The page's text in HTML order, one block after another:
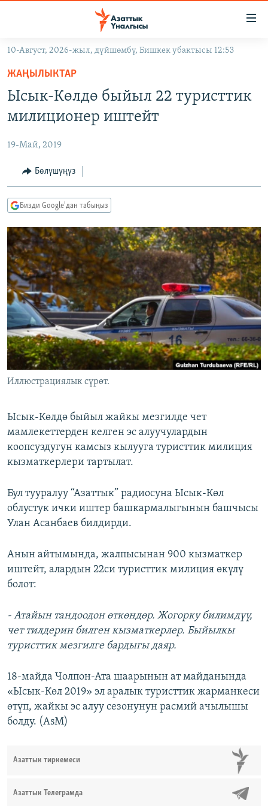
Навигацияга
өтүңүз
Издөөгө
салыңыз
ЭКОНОМИКА
МАДАНИЯТ
БОРБОР АЗИЯ
АТАЙЫН ИЛИКТӨӨ
ТВ ПРОГРАММАЛАР
ЭКСПЕРТТЕР ТАЛДАЙТ
БИЗ ЖАНА ДҮЙНӨ
ДАНИСТЕ
ЭЖЕ-СИҢДИЛЕР
АЗАТТЫК+
ЫҢГАЙСЫЗ СУРООЛОР
ӨЗГӨЧӨ ПИКИР
Русский
ОНЛАЙН ШЕРИНЕ
ЭЕ/АРнун бардык сайттары
10-Август, 2026-жыл, дүйшөмбү, Бишкек убактысы 12:53
ЖАҢЫЛЫКТАР
Ысык-Көлдө быйыл 22 туристтик
милиционер иштейт
19-Май, 2019
Бөлүшүңүз
Бизди Google'дан табыңыз
Иллюстрациялык сүрөт.
Ысык-Көлдө быйыл жайкы мезгилде чет
мамлекеттерден келген эс алуучулардын
коопсуздугун камсыз кылууга туристтик милиция
кызматкерлери тартылат.
Бул тууралуу “Азаттык” радиосуна Ысык-Көл
облустук ички иштер башкармалыгынын башчысы
Улан Асанбаев билдирди.
Анын айтымында, жалпысынан 900 кызматкер
иштейт, алардын 22си туристтик милиция өкүлү
болот:
- Атайын тандоодон өткөндөр. Жогорку билимдүү,
чет тилдерин билген кызматкерлер. Быйылкы
туристтик мезгилге бардыгы даяр.
18-майда Чолпон-Ата шаарынын ат майданында
«Ысык-Көл 2019» эл аралык туристтик жарманкеси
өтүп, жайкы эс алуу сезонунун расмий ачылышы
болду. (AsM)
Азаттык тиркемеси
Азаттык Телеграмда